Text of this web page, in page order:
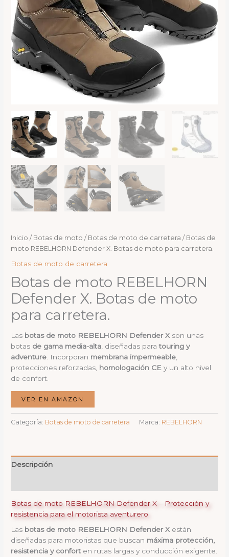
Inicio / Botas de moto / Botas de moto de carretera / Botas de
moto REBELHORN Defender X. Botas de moto para carretera.
Botas de moto de carretera
Botas de moto REBELHORN
Defender X. Botas de moto
para carretera.
Las botas de moto REBELHORN Defender Xson unas
botas de gama media-alta, diseñadas paratouring y
adventure. Incorporan membrana impermeable,
protecciones reforzadas, homologación CE y un alto nivel
de confort.
VER EN AMAZON
Categoría: Botas de moto de carretera Marca: REBELHORN
Descripción
Botas de moto REBELHORN Defender X – Protección y
resistencia para el motorista aventurero
Las botas de moto REBELHORN Defender Xestán
diseñadas para motoristas que buscan máxima protección,
resistencia y confort en rutas largas y conducción exigente.